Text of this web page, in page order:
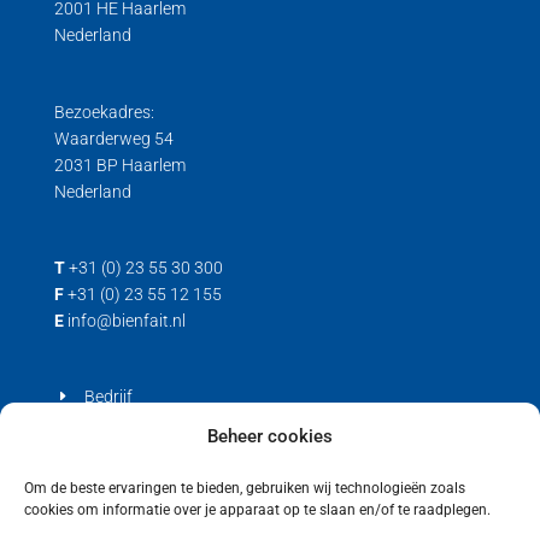
Beheer cookies
Om de beste ervaringen te bieden, gebruiken wij technologieën zoals
cookies om informatie over je apparaat op te slaan en/of te raadplegen.
Trek/druk kracht
Load cell voor trek- en drukkrachten
2001 HE Haarlem
Nederland
Bezoekadres:
Waarderweg 54
2031 BP Haarlem
Nederland
T +31 (0) 23 55 30 300
F +31 (0) 23 55 12 155
E info@bienfait.nl
Bedrijf